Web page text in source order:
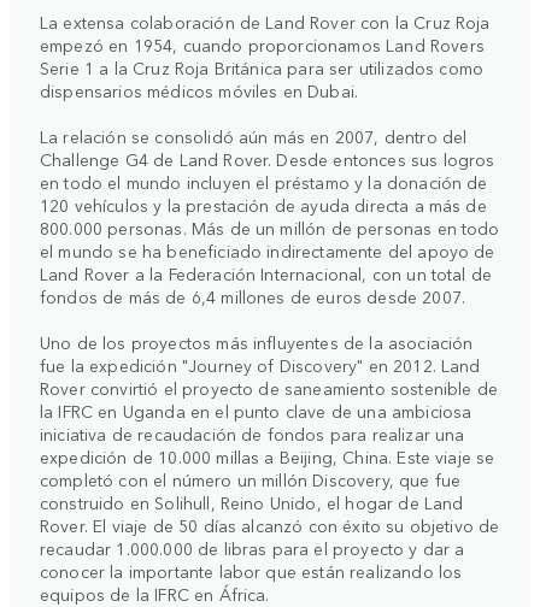
La extensa colaboración de Land Rover con la Cruz Roja
empezó en 1954, cuando proporcionamos Land Rovers
Serie 1 a la Cruz Roja Británica para ser utilizados como
dispensarios médicos móviles en Dubai.
La relación se consolidó aún más en 2007, dentro del
Challenge G4 de Land Rover. Desde entonces sus logros
en todo el mundo incluyen el préstamo y la donación de
120 vehículos y la prestación de ayuda directa a más de
800.000 personas. Más de un millón de personas en todo
el mundo se ha beneficiado indirectamente del apoyo de
Land Rover a la Federación Internacional, con un total de
fondos de más de 6,4 millones de euros desde 2007.
Uno de los proyectos más influyentes de la asociación
fue la expedición "Journey of Discovery" en 2012. Land
Rover convirtió el proyecto de saneamiento sostenible de
la IFRC en Uganda en el punto clave de una ambiciosa
iniciativa de recaudación de fondos para realizar una
expedición de 10.000 millas a Beijing, China. Este viaje se
completó con el número un millón Discovery, que fue
construido en Solihull, Reino Unido, el hogar de Land
Rover. El viaje de 50 días alcanzó con éxito su objetivo de
recaudar 1.000.000 de libras para el proyecto y dar a
conocer la importante labor que están realizando los
equipos de la IFRC en África.